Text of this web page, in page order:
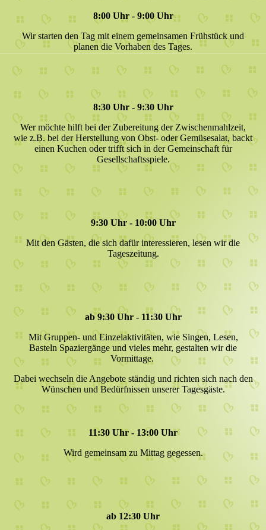
8:00 Uhr - 9:00 Uhr
Wir starten den Tag mit einem gemeinsamen Frühstück und
planen die Vorhaben des Tages.
8:30 Uhr - 9:30 Uhr
Wer möchte hilft bei der Zubereitung der Zwischenmahlzeit,
wie z.B. bei der Herstellung von Obst- oder Gemüsesalat, backt
einen Kuchen oder trifft sich in der Gemeinschaft für
Gesellschaftsspiele.
9:30 Uhr - 10:00 Uhr
Mit den Gästen, die sich dafür interessieren, lesen wir die
Tageszeitung.
ab 9:30 Uhr - 11:30 Uhr
Mit Gruppen- und Einzelaktivitäten, wie Singen, Lesen,
Basteln Spaziergänge und vieles mehr, gestalten wir die
Vormittage.
Dabei wechseln die Angebote ständig und richten sich nach den
Wünschen und Bedürfnissen unserer Tagesgäste.
11:30 Uhr - 13:00 Uhr
Wird gemeinsam zu Mittag gegessen.
ab 12:30 Uhr